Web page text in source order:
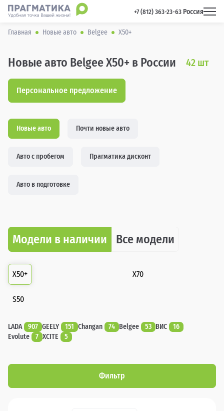
+7 (812) 363-23-63 Россия
Главная Новые авто Belgee X50+
Новые авто Belgee X50+ в России 42 шт
Персональное предложение
Новые авто Почти новые авто
Авто с пробегом Прагматика дисконт
Авто в подготовке
Модели в наличии Все модели
X50+ X70
S50
LADA 907 GEELY 151 Changan 74 Belgee 53 ВИС
16
Evolute
7 XCITE 5
Фильтр